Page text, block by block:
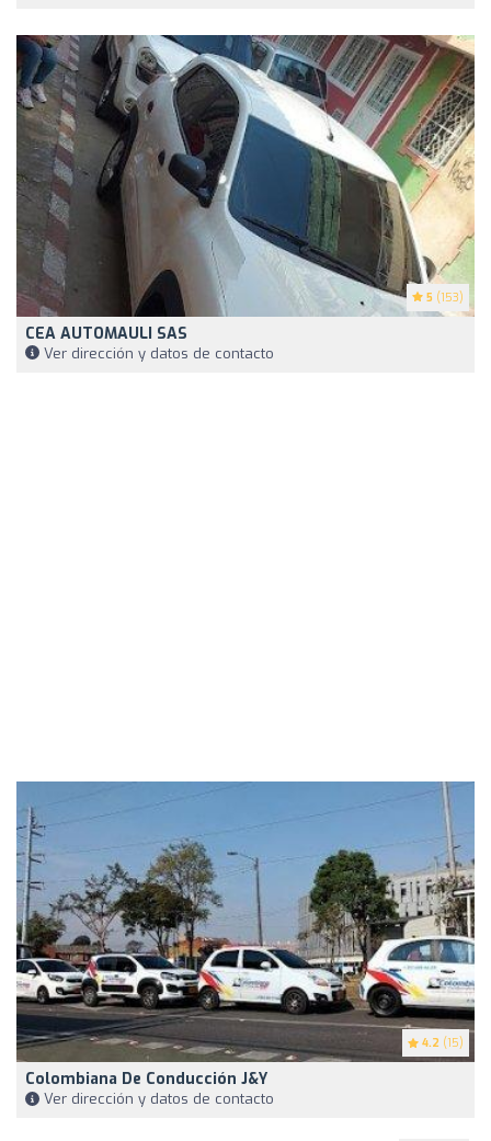
5 (153)
CEA AUTOMAULI SAS
Ver dirección y datos de contacto
4.2 (15)
Colombiana De Conducción J&Y
Ver dirección y datos de contacto